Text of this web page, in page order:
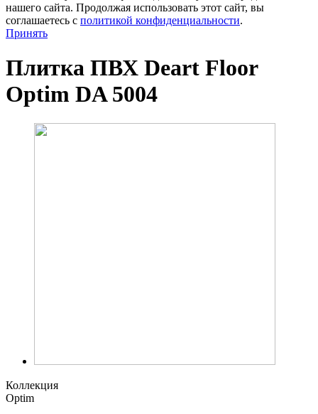
нашего сайта. Продолжая использовать этот сайт, вы
соглашаетесь c политикой конфиденциальности.
Принять
Плитка ПВХ Deart Floor
Optim DA 5004
Коллекция
Optim